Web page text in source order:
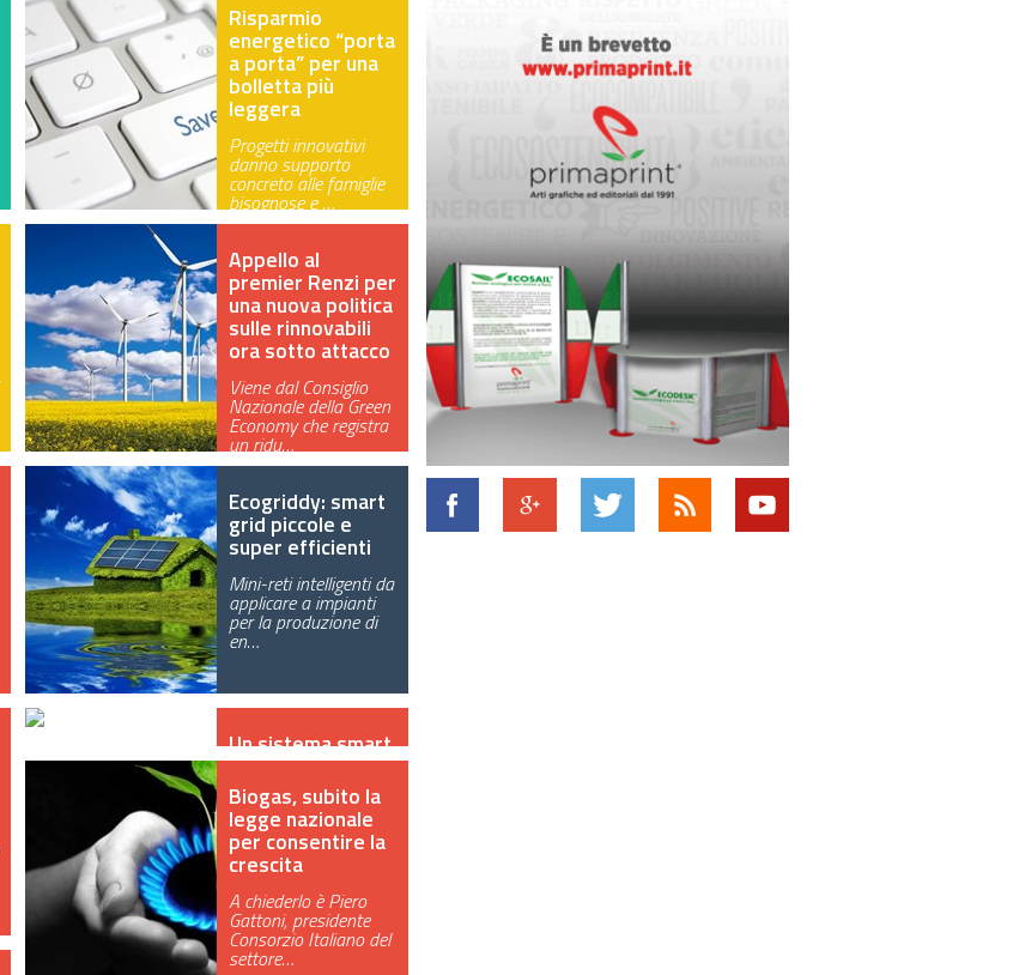
Risparmio
energetico “porta
a porta” per una
bolletta più
leggera
Progetti innovativi
danno supporto
concreto alle famiglie
bisognose e …
Appello al
premier Renzi per
una nuova politica
sulle rinnovabili
ora sotto attacco
Viene dal Consiglio
Nazionale della Green
Economy che registra
un ridu…
Ecogriddy: smart
grid piccole e
super efficienti
Mini-reti intelligenti da
applicare a impianti
per la produzione di
en…
Un sistema smart
per ridurre il
consumo
dell’acqua in
agricoltura
Il progetto, vincitore
del bando Linfas
sull'agricoltura
sostenibile l…
Biogas, subito la
legge nazionale
per consentire la
crescita
A chiederlo è Piero
Gattoni, presidente
Consorzio Italiano del
settore…